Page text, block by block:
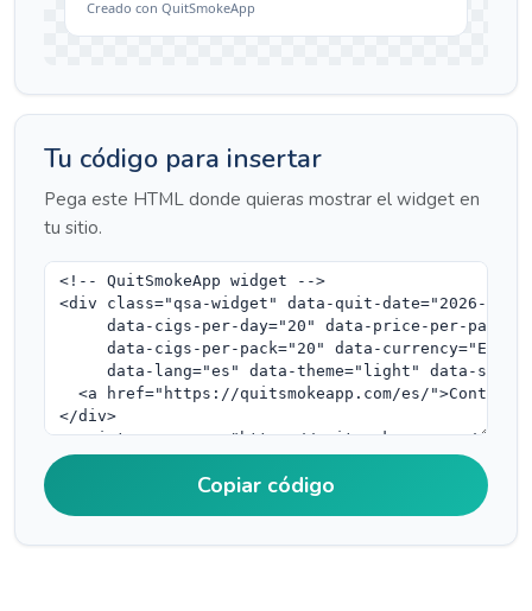
Creado con QuitSmokeApp
Tu código para insertar
Pega este HTML donde quieras mostrar el widget en
tu sitio.
Copiar código